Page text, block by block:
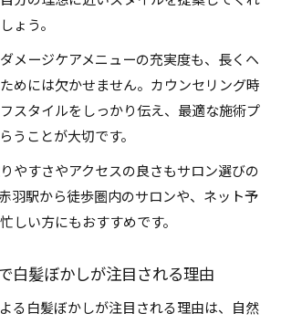
ょう。
メージケアメニューの充実度も、長くヘ
めには欠かせません。カウンセリング時
スタイルをしっかり伝え、最適な施術プ
うことが大切です。
やすさやアクセスの良さもサロン選びの
羽駅から徒歩圏内のサロンや、ネット予
しい方にもおすすめです。
白髪ぼかしが注目される理由
る白髪ぼかしが注目される理由は、自然